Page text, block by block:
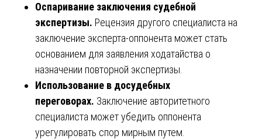
Оспаривание заключения судебной
экспертизы. Рецензия другого специалиста на
заключение эксперта-оппонента может стать
основанием для заявления ходатайства о
назначении повторной экспертизы.
Использование в досудебных
переговорах. Заключение авторитетного
специалиста может убедить оппонента
урегулировать спор мирным путем.